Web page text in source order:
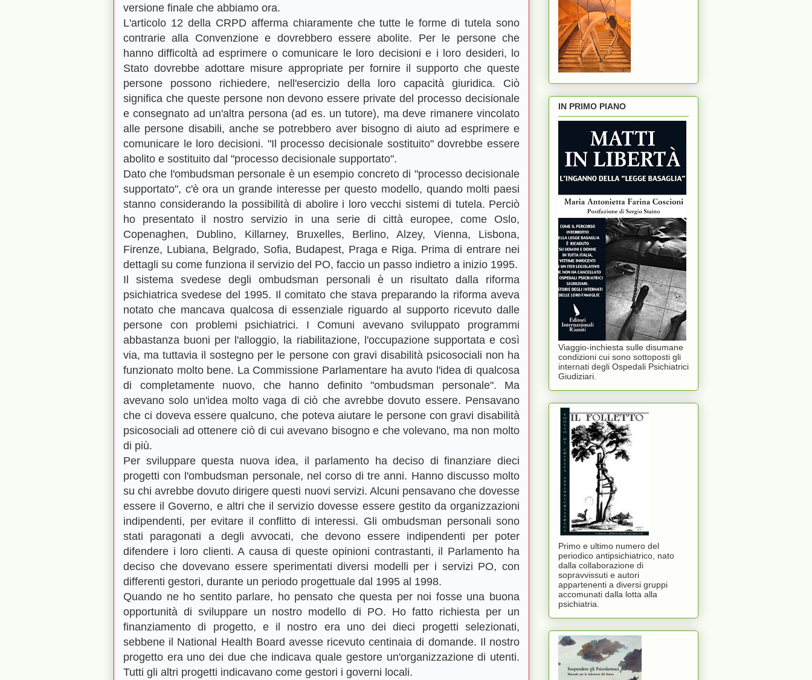
versione finale che abbiamo ora.
L'articolo 12 della CRPD afferma chiaramente che tutte le forme di tutela sono
contrarie alla Convenzione e dovrebbero essere abolite. Per le persone che
hanno difficoltà ad esprimere o comunicare le loro decisioni e i loro desideri, lo
Stato dovrebbe adottare misure appropriate per fornire il supporto che queste
persone possono richiedere, nell'esercizio della loro capacità giuridica. Ciò
significa che queste persone non devono essere private del processo decisionale
e consegnato ad un'altra persona (ad es. un tutore), ma deve rimanere vincolato
alle persone disabili, anche se potrebbero aver bisogno di aiuto ad esprimere e
comunicare le loro decisioni. "Il processo decisionale sostituito" dovrebbe essere
abolito e sostituito dal "processo decisionale supportato".
Dato che l'ombudsman personale è un esempio concreto di "processo decisionale
supportato", c'è ora un grande interesse per questo modello, quando molti paesi
stanno considerando la possibilità di abolire i loro vecchi sistemi di tutela. Perciò
ho presentato il nostro servizio in una serie di città europee, come Oslo,
Copenaghen, Dublino, Killarney, Bruxelles, Berlino, Alzey, Vienna, Lisbona,
Firenze, Lubiana, Belgrado, Sofia, Budapest, Praga e Riga. Prima di entrare nei
dettagli su come funziona il servizio del PO, faccio un passo indietro a inizio 1995.
Il sistema svedese degli ombudsman personali è un risultato dalla riforma
psichiatrica svedese del 1995. Il comitato che stava preparando la riforma aveva
notato che mancava qualcosa di essenziale riguardo al supporto ricevuto dalle
persone con problemi psichiatrici. I Comuni avevano sviluppato programmi
abbastanza buoni per l'alloggio, la riabilitazione, l'occupazione supportata e così
via, ma tuttavia il sostegno per le persone con gravi disabilità psicosociali non ha
funzionato molto bene. La Commissione Parlamentare ha avuto l'idea di qualcosa
di completamente nuovo, che hanno definito "ombudsman personale". Ma
avevano solo un'idea molto vaga di ciò che avrebbe dovuto essere. Pensavano
che ci doveva essere qualcuno, che poteva aiutare le persone con gravi disabilità
psicosociali ad ottenere ciò di cui avevano bisogno e che volevano, ma non molto
di più.
Per sviluppare questa nuova idea, il parlamento ha deciso di finanziare dieci
progetti con l'ombudsman personale, nel corso di tre anni. Hanno discusso molto
su chi avrebbe dovuto dirigere questi nuovi servizi. Alcuni pensavano che dovesse
essere il Governo, e altri che il servizio dovesse essere gestito da organizzazioni
indipendenti, per evitare il conflitto di interessi. Gli ombudsman personali sono
stati paragonati a degli avvocati, che devono essere indipendenti per poter
difendere i loro clienti. A causa di queste opinioni contrastanti, il Parlamento ha
deciso che dovevano essere sperimentati diversi modelli per i servizi PO, con
differenti gestori, durante un periodo progettuale dal 1995 al 1998.
Quando ne ho sentito parlare, ho pensato che questa per noi fosse una buona
opportunità di sviluppare un nostro modello di PO. Ho fatto richiesta per un
finanziamento di progetto, e il nostro era uno dei dieci progetti selezionati,
sebbene il National Health Board avesse ricevuto centinaia di domande. Il nostro
progetto era uno dei due che indicava quale gestore un'organizzazione di utenti.
Tutti gli altri progetti indicavano come gestori i governi locali.
IN PRIMO PIANO
Viaggio-inchiesta sulle disumane
condizioni cui sono sottoposti gli
internati degli Ospedali Psichiatrici
Giudiziari.
Primo e ultimo numero del
periodico antipsichiatrico, nato
dalla collaborazione di
sopravvissuti e autori
appartenenti a diversi gruppi
accomunati dalla lotta alla
psichiatria.